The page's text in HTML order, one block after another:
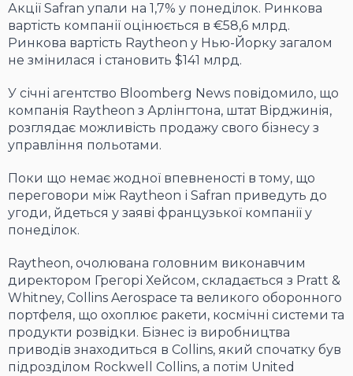
Акції Safran упали на 1,7% у понеділок. Ринкова
вартість компанії оцінюється в €58,6 млрд.
Ринкова вартість Raytheon у Нью-Йорку загалом
не змінилася і становить $141 млрд.
У січні агентство Bloomberg News повідомило, що
компанія Raytheon з Арлінгтона, штат Вірджинія,
розглядає можливість продажу свого бізнесу з
управління польотами.
Поки що немає жодної впевненості в тому, що
переговори між Raytheon і Safran приведуть до
угоди, йдеться у заяві французької компанії у
понеділок.
Raytheon, очолювана головним виконавчим
директором Грегорі Хейсом, складається з Pratt &
Whitney, Collins Aerospace та великого оборонного
портфеля, що охоплює ракети, космічні системи та
продукти розвідки. Бізнес із виробництва
приводів знаходиться в Collins, який спочатку був
підрозділом Rockwell Collins, а потім United